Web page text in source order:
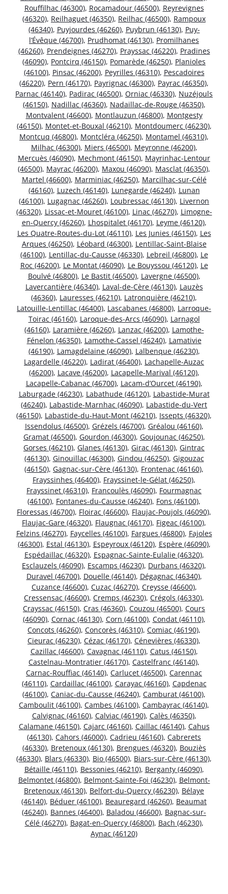
Rouffilhac (46300), Rocamadour (46500), Reyrevignes
(46320), Reilhaguet (46350), Reilhac (46500), Rampoux
(46340), Puyjourdes (46260), Puybrun (46130), Puy-
l’Évêque (46700), Prudhomat (46130), Promilhanes
(46260), Prendeignes (46270), Prayssac (46220), Pradines
(46090), Pontcirq (46150), Pomarède (46250), Planioles
(46100), Pinsac (46200), Peyrilles (46310), Pescadoires
(46220), Pern (46170), Payrignac (46300), Payrac (46350),
Parnac (46140), Padirac (46500), Orniac (46330), Nuzéjouls
(46150), Nadillac (46360), Nadaillac-de-Rouge (46350),
Montvalent (46600), Montlauzun (46800), Montgesty
(46150), Montet-et-Bouxal (46210), Montdoumerc (46230),
Montcuq (46800), Montcléra (46250), Montamel (46310),
Milhac (46300), Miers (46500), Meyronne (46200),
Mercuès (46090), Mechmont (46150), Mayrinhac-Lentour
(46500), Mayrac (46200), Maxou (46090), Masclat (46350),
Martel (46600), Marminiac (46250), Marcilhac-sur-Célé
(46160), Luzech (46140), Lunegarde (46240), Lunan
(46100), Lugagnac (46260), Loubressac (46130), Livernon
(46320), Lissac-et-Mouret (46100), Linac (46270), Limogne-
en-Quercy (46260), Lhospitalet (46170), Leyme (46120),
Les Quatre-Routes-du-Lot (46110), Les Junies (46150), Les
Arques (46250), Léobard (46300), Lentillac-Saint-Blaise
(46100), Lentillac-du-Causse (46330), Lebreil (46800), Le
Roc (46200), Le Montat (46090), Le Bouyssou (46120), Le
Boulvé (46800), Le Bastit (46500), Lavergne (46500),
Lavercantière (46340), Laval-de-Cère (46130), Lauzès
(46360), Lauresses (46210), Latronquière (46210),
Latouille-Lentillac (46400), Lascabanes (46800), Larroque-
Toirac (46160), Laroque-des-Arcs (46090), Larnagol
(46160), Laramière (46260), Lanzac (46200), Lamothe-
Fénelon (46350), Lamothe-Cassel (46240), Lamativie
(46190), Lamagdelaine (46090), Lalbenque (46230),
Lagardelle (46220), Ladirat (46400), Lachapelle-Auzac
(46200), Lacave (46200), Lacapelle-Marival (46120),
Lacapelle-Cabanac (46700), Lacam-d’Ourcet (46190),
Laburgade (46230), Labathude (46120), Labastide-Murat
(46240), Labastide-Marnhac (46090), Labastide-du-Vert
(46150), Labastide-du-Haut-Mont (46210), Issepts (46320),
Issendolus (46500), Grézels (46700), Gréalou (46160),
Gramat (46500), Gourdon (46300), Goujounac (46250),
Gorses (46210), Glanes (46130), Girac (46130), Gintrac
(46130), Ginouillac (46300), Gindou (46250), Gigouzac
(46150), Gagnac-sur-Cère (46130), Frontenac (46160),
Frayssinhes (46400), Frayssinet-le-Gélat (46250),
Frayssinet (46310), Francoulès (46090), Fourmagnac
(46100), Fontanes-du-Causse (46240), Fons (46100),
Floressas (46700), Floirac (46600), Flaujac-Poujols (46090),
Flaujac-Gare (46320), Flaugnac (46170), Figeac (46100),
Felzins (46270), Faycelles (46100), Fargues (46800), Fajoles
(46300), Estal (46130), Espeyroux (46120), Espère (46090),
Espédaillac (46320), Espagnac-Sainte-Eulalie (46320),
Esclauzels (46090), Escamps (46230), Durbans (46320),
Duravel (46700), Douelle (46140), Dégagnac (46340),
Cuzance (46600), Cuzac (46270), Creysse (46600),
Cressensac (46600), Cremps (46230), Crégols (46330),
Crayssac (46150), Cras (46360), Couzou (46500), Cours
(46090), Cornac (46130), Corn (46100), Condat (46110),
Concots (46260), Concorès (46310), Comiac (46190),
Cieurac (46230), Cézac (46170), Cénevières (46330),
Cazillac (46600), Cavagnac (46110), Catus (46150),
Castelnau-Montratier (46170), Castelfranc (46140),
Carnac-Rouffiac (46140), Carlucet (46500), Carennac
(46110), Cardaillac (46100), Carayac (46160), Capdenac
(46100), Caniac-du-Causse (46240), Camburat (46100),
Camboulit (46100), Cambes (46100), Cambayrac (46140),
Calvignac (46160), Calviac (46190), Calès (46350),
Calamane (46150), Cajarc (46160), Caillac (46140), Cahus
(46130), Cahors (46000), Cadrieu (46160), Cabrerets
(46330), Bretenoux (46130), Brengues (46320), Bouziès
(46330), Blars (46330), Bio (46500), Biars-sur-Cère (46130),
Bétaille (46110), Bessonies (46210), Berganty (46090),
Belmontet (46800), Belmont-Sainte-Foi (46230), Belmont-
Bretenoux (46130), Belfort-du-Quercy (46230), Bélaye
(46140), Béduer (46100), Beauregard (46260), Beaumat
(46240), Bannes (46400), Baladou (46600), Bagnac-sur-
Célé (46270), Bagat-en-Quercy (46800), Bach (46230),
Aynac (46120)